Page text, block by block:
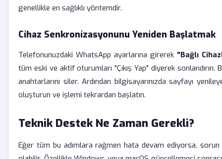
genellikle en sağlıklı yöntemdir.
Cihaz Senkronizasyonunu Yeniden Başlatmak
Telefonunuzdaki WhatsApp ayarlarına girerek "Bağlı
tüm eski ve aktif oturumları "Çıkış Yap" diyerek sonlandırın.
anahtarlarını siler. Ardından bilgisayarınızda sayfayı
oluşturun ve işlemi tekrardan başlatın.
Teknik Destek Ne Zaman Gerekli?
Eğer tüm bu adımlara rağmen hata devam ediyorsa, sorun